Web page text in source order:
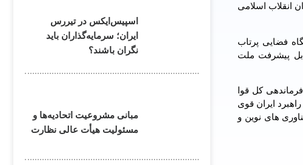
انقلاب اسلامی
فضایی پرتاب
پیشرفت ملت
کل قوا
ایران قوی
های نوین و
اسپیس‌ایکس در تیررس
ایران؛ سرمایه‌گذاران باید
نگران باشند؟
مبانی مشروعیت اتحادیه‌ها و
مسئولیت هیأت عالی نظارت